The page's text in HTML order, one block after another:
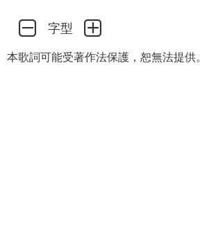
字型
本歌詞可能受著作法保護，恕無法提供。